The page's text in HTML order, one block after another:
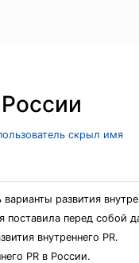
скрыл имя
развития
перед собой
внутреннего PR.
PR в России.